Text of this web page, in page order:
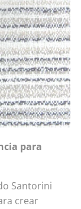
para
Santorini
crear